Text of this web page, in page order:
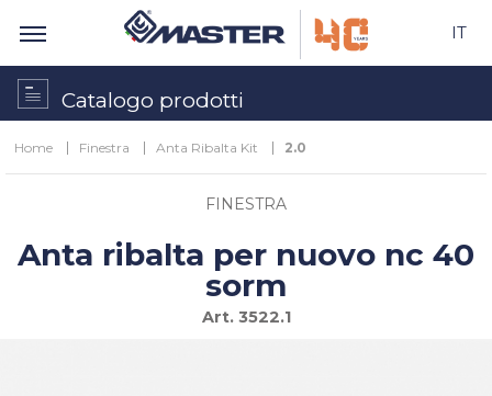
IT
Catalogo prodotti
Home Finestra Anta Ribalta Kit 2.0
FINESTRA
Anta ribalta per nuovo nc 40
sorm
Art.3522.1